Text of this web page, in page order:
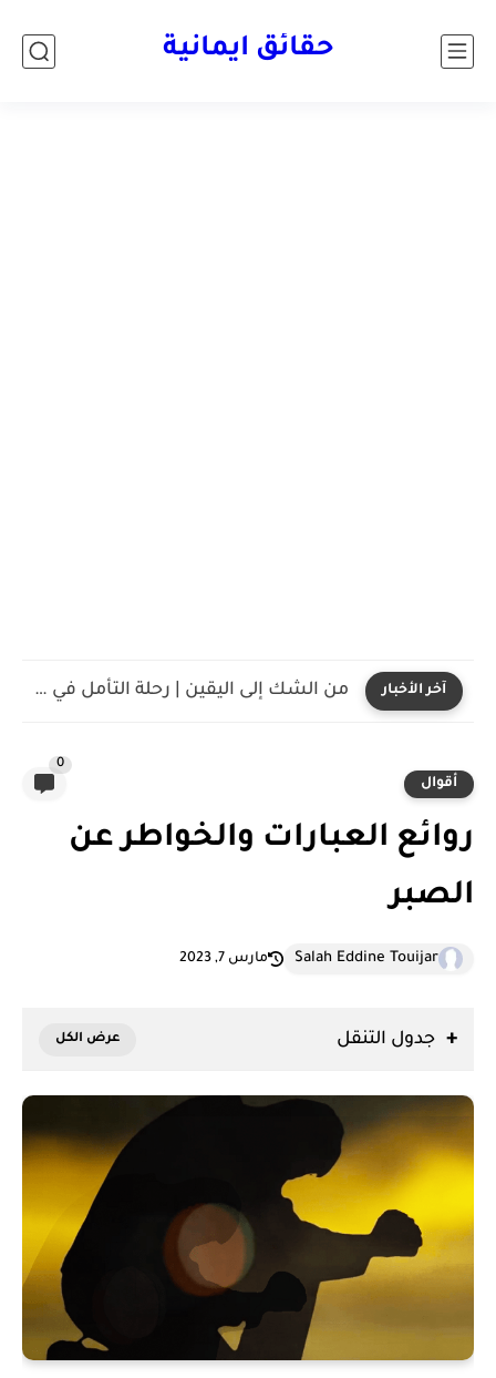
حقائق ايمانية
آخر الأخبار من الشك إلى اليقين | رحلة التأمل في الكون عند...
أقوال
0
روائع العبارات والخواطر عن
الصبر
Salah Eddine Touijar مارس 7, 2023
جدول التنقل